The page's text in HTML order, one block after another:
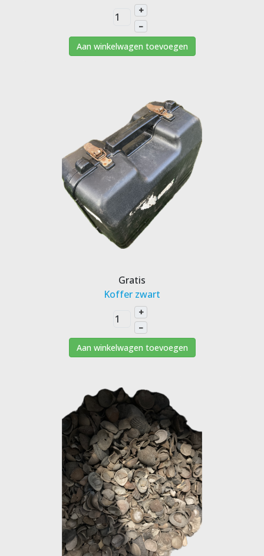
+
–
Aan winkelwagen toevoegen
Gratis
Koffer zwart
+
–
Aan winkelwagen toevoegen